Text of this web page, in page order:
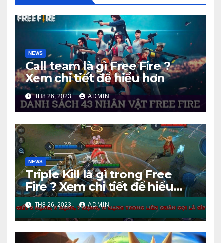
NEWS
Call team là gì Free Fire ?
Xem chi tiết để hiểu hơn
TH8 26, 2023 ADMIN
NEWS
Triple Kill là gì trong Free
Fire ? Xem chi tiết để hiểu
hơn
TH8 26, 2023 ADMIN